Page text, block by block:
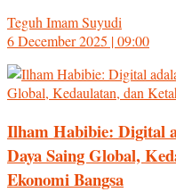
Teguh Imam Suyudi
6 December 2025 | 09:00
Ilham Habibie: Digital
Daya Saing Global,
Ekonomi Bangsa